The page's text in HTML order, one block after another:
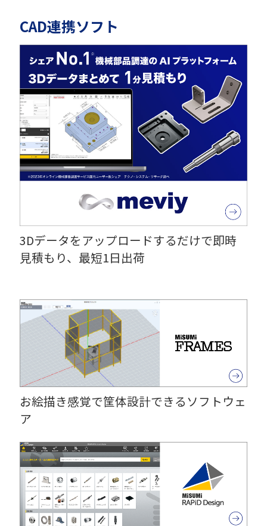
CAD連携ソフト
3Dデータをアップロードするだけで即時
見積もり、最短1日出荷
お絵描き感覚で筐体設計できるソフトウェ
ア